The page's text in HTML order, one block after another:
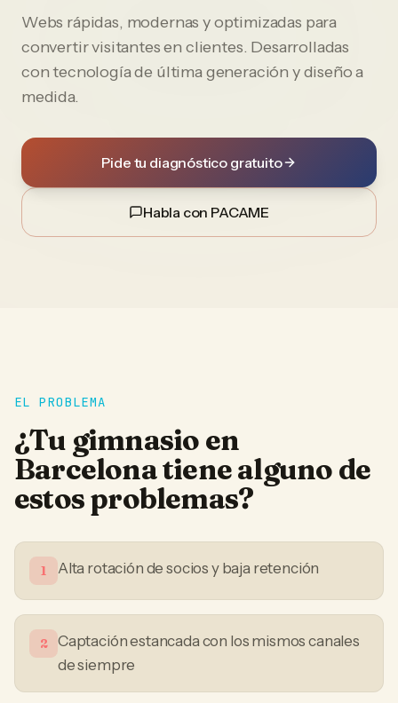
Webs rápidas, modernas y optimizadas para
convertir visitantes en clientes. Desarrolladas
con tecnología de última generación y diseño a
medida.
Pide tu diagnóstico gratuito
Habla con PACAME
EL PROBLEMA
¿Tu gimnasio en
Barcelonatiene alguno de
estos problemas?
1 Alta rotación de socios y baja retención
2
Captación estancada con los mismos canales
de siempre